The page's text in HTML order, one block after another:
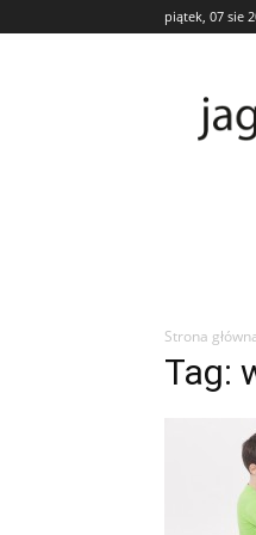
piątek, 07 sie
Strona
Tag: